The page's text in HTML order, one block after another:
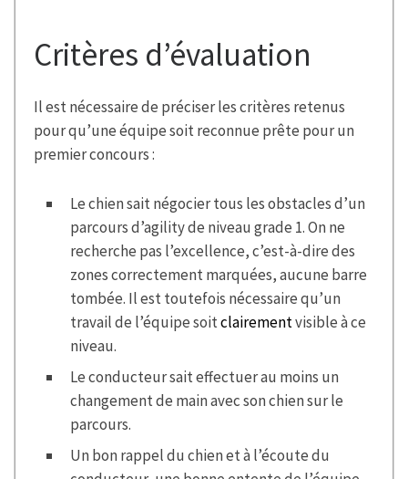
Critères d’évaluation
Il est nécessaire de préciser les critères retenus
pour qu’une équipe soit reconnue prête pour un
premier concours :
Le chien sait négocier tous les obstacles d’un
parcours d’agility de niveau grade 1. On ne
recherche pas l’excellence, c’est-à-dire des
zones correctement marquées, aucune barre
tombée. Il est toutefois nécessaire qu’un
travail de l’équipe soitclairementvisible à ce
niveau.
Le conducteur sait effectuer au moins un
changement de main avec son chien sur le
parcours.
Un bon rappel du chien et à l’écoute du